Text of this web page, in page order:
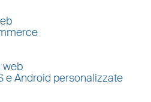
web
e Android personalizzate